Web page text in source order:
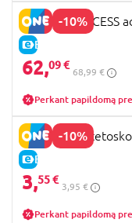
-10%
E-KAINA
DISNEY
62,09 €
68,99 €
Perkant papildomą
-10%
E-KAINA
WIDMANN
3,55 €
3,95 €
Perkant papildomą